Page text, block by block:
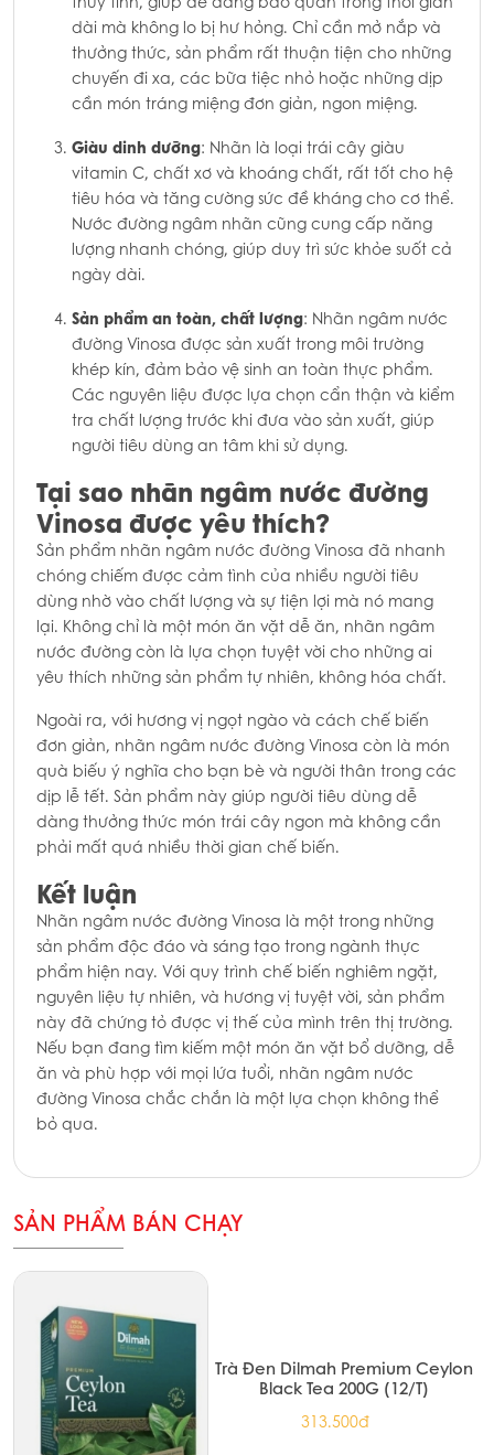
dài mà không lo bị hư hỏng. Chỉ cần mở nắp và
thưởng thức, sản phẩm rất thuận tiện cho những
chuyến đi xa, các bữa tiệc nhỏ hoặc những dịp
cần món tráng miệng đơn giản, ngon miệng.
Giàu dinh dưỡng: Nhãn là loại trái cây giàu
vitamin C, chất xơ và khoáng chất, rất tốt cho hệ
tiêu hóa và tăng cường sức đề kháng cho cơ thể.
Nước đường ngâm nhãn cũng cung cấp năng
lượng nhanh chóng, giúp duy trì sức khỏe suốt cả
ngày dài.
Sản phẩm an toàn, chất lượng: Nhãn ngâm nước
đường Vinosa được sản xuất trong môi trường
khép kín, đảm bảo vệ sinh an toàn thực phẩm.
Các nguyên liệu được lựa chọn cẩn thận và kiểm
tra chất lượng trước khi đưa vào sản xuất, giúp
người tiêu dùng an tâm khi sử dụng.
Tại sao nhãn ngâm nước đường
Vinosa được yêu thích?
Sản phẩm nhãn ngâm nước đường Vinosa đã nhanh
chóng chiếm được cảm tình của nhiều người tiêu
dùng nhờ vào chất lượng và sự tiện lợi mà nó mang
lại. Không chỉ là một món ăn vặt dễ ăn, nhãn ngâm
nước đường còn là lựa chọn tuyệt vời cho những ai
yêu thích những sản phẩm tự nhiên, không hóa chất.
Ngoài ra, với hương vị ngọt ngào và cách chế biến
đơn giản, nhãn ngâm nước đường Vinosa còn là món
quà biếu ý nghĩa cho bạn bè và người thân trong các
dịp lễ tết. Sản phẩm này giúp người tiêu dùng dễ
dàng thưởng thức món trái cây ngon mà không cần
phải mất quá nhiều thời gian chế biến.
Kết luận
Nhãn ngâm nước đường Vinosa là một trong những
sản phẩm độc đáo và sáng tạo trong ngành thực
phẩm hiện nay. Với quy trình chế biến nghiêm ngặt,
nguyên liệu tự nhiên, và hương vị tuyệt vời, sản phẩm
này đã chứng tỏ được vị thế của mình trên thị trường.
Nếu bạn đang tìm kiếm một món ăn vặt bổ dưỡng, dễ
ăn và phù hợp với mọi lứa tuổi, nhãn ngâm nước
đường Vinosa chắc chắn là một lựa chọn không thể
bỏ qua.
SẢN PHẨM BÁN CHẠY
Trà Đen Dilmah Premium Ceylon
Black Tea 200G (12/T)
313.500đ